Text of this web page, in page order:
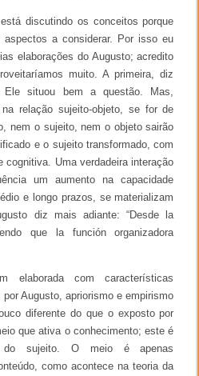
discutindo os conceitos porque
a considerar. Por isso eu
elaborações do Augusto; acredito
muito. A primeira, diz
Ele situou bem a questão. Mas,
relação sujeito-objeto, se for de
nem o sujeito, nem o objeto sairão
e o sujeito transformado, com
cognitiva. Uma verdadeira interação
um aumento na capacidade
e longo prazos, se materializam
diz mais adiante: “Desde la
que la función organizadora
elaborada com características
Augusto, apriorismo e empirismo
diferente do que o exposto por
que ativa o conhecimento; este é
do sujeito. O meio é apenas
como acontece na teoria da